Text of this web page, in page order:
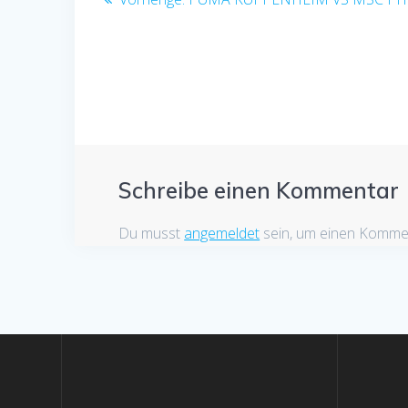
Schreibe einen Kommentar
Du musst angemeldet sein, um einen